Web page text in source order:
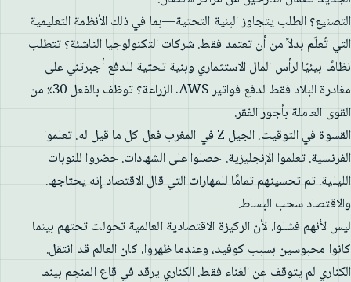
التصنيع؟ الطلب يتجاوز البنية التحتية—بما في ذلك الأنظمة التعليمية
التي تُعلّم بدلاً من أن تعتمد فقط. شركات التكنولوجيا الناشئة؟ تتطلب
نظامًا بيئيًا لرأس المال الاستثماري وبنية تحتية للدفع أجبرتني على
مغادرة البلاد فقط لدفع فواتير AWS. الزراعة؟ توظف بالفعل 30٪ من
القوى العاملة بأجور الفقر.
القسوة في التوقيت. الجيل Z في المغرب فعل كل ما قيل له. تعلموا
الفرنسية. تعلموا الإنجليزية. حصلوا على الشهادات. حضروا للنوبات
الليلية. تم تحسينهم تمامًا للمهارات التي قال الاقتصاد إنه يحتاجها.
والاقتصاد سحب البساط.
ليس لأنهم فشلوا. لأن الركيزة الاقتصادية العالمية تحولت تحتهم بينما
كانوا محبوسين بسبب كوفيد، وعندما ظهروا، كان العالم قد انتقل.
الكناري لم يتوقف عن الغناء فقط. الكناري يرقد في قاع المنجم بينما